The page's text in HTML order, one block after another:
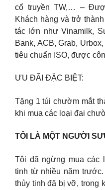
cổ truyền TW,… –
Khách hàng và trở
tác lớn như Vinamilk,
Bank, ACB, Grab,
tiêu chuẩn ISO, được
ƯU ĐÃI ĐẶC BIỆT:
Tặng 1 túi chườm mắt
khi mua các loại đai
TÔI LÀ MỘT NGƯỜI
Tôi đã ngừng mua các
tinh từ nhiều năm
thủy tinh đã bị vỡ, trong